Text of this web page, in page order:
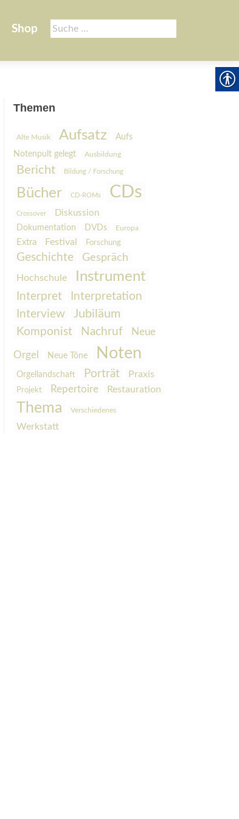
Suche
nach:
Shop
Themen
Alte Musik Aufsatz
Aufs
Notenpult gelegt
Ausbildung
Bericht Bildung / Forschung
Bücher CD-ROMs CDs
Crossover Diskussion
Dokumentation DVDs Europa
Extra Festival Forschung
Geschichte Gespräch
Hochschule Instrument
Interpret
Interpretation
Interview
Jubiläum
Komponist
Nachruf Neue
Orgel Neue Töne Noten
Orgellandschaft Porträt Praxis
Projekt Repertoire Restauration
Thema Verschiedenes
Werkstatt